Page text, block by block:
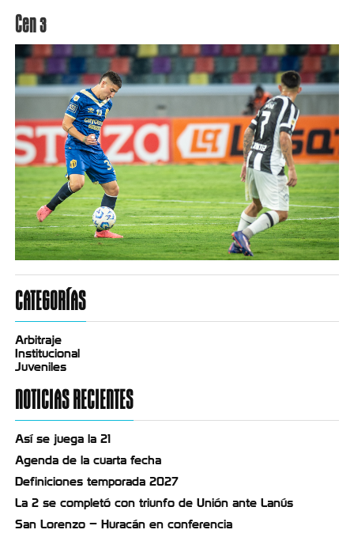
Cen 3
CATEGORÍAS
Arbitraje
Institucional
Juveniles
NOTICIAS RECIENTES
Así se juega la 21
Agenda de la cuarta fecha
Definiciones temporada 2027
La 2 se completó con triunfo de Unión ante Lanús
San Lorenzo – Huracán en conferencia